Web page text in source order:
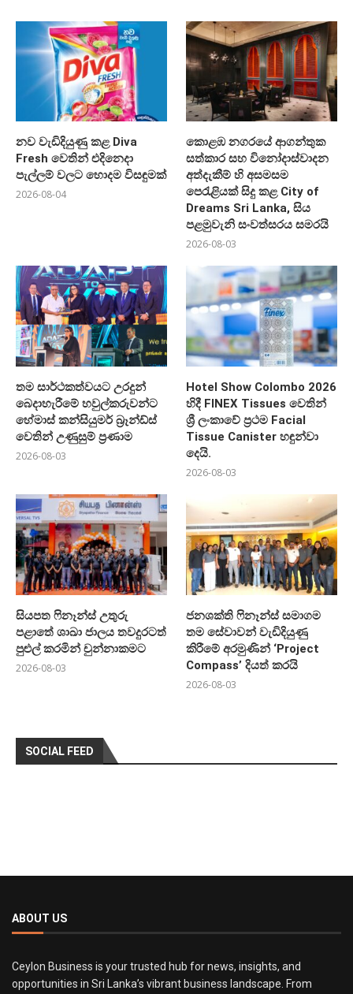
නව වැඩිදියුණු කළ Diva
Fresh වෙතින් එදිනෙදා
පැල්ලම් වලට හොදම විසඳුමක්
2026-08-04
කොළඹ නගරයේ ආගන්තුක
සත්කාර සහ විනෝදාස්වාදන
අත්දැකීම් හි අසමසම
පෙරැළියක් සිදු කළ City of
Dreams Sri Lanka, සිය
පළමුවැනි සංවත්සරය සමරයි
2026-08-03
තම සාර්ථකත්වයට උරදුන්
බෙදාහැරීමේ හවුල්කරුවන්ට
හේමාස් කන්සියුමර් බ්‍රෑන්ඩ්ස්
වෙතින් උණුසුම් ප්‍රණාම
2026-08-03
Hotel Show Colombo 2026
හිදී FINEX Tissues වෙතින්
ශ්‍රී ලංකාවේ ප්‍රථම Facial
Tissue Canister හඳුන්වා
දෙයි.
2026-08-03
සියපත ෆිනෑන්ස් උතුරු
පළාතේ ශාඛා ජාලය තවදුරටත්
පුළුල් කරමින් චුන්නාකමට
2026-08-03
ජනශක්ති ෆිනෑන්ස් සමාගම
තම සේවාවන් වැඩිදියුණු
කිරීමේ අරමුණින් ‘Project
Compass’ දියත් කරයි
2026-08-03
SOCIAL FEED
ABOUT US
Ceylon Business is your trusted hub for news, insights, and
opportunities in Sri Lanka’s vibrant business landscape. From